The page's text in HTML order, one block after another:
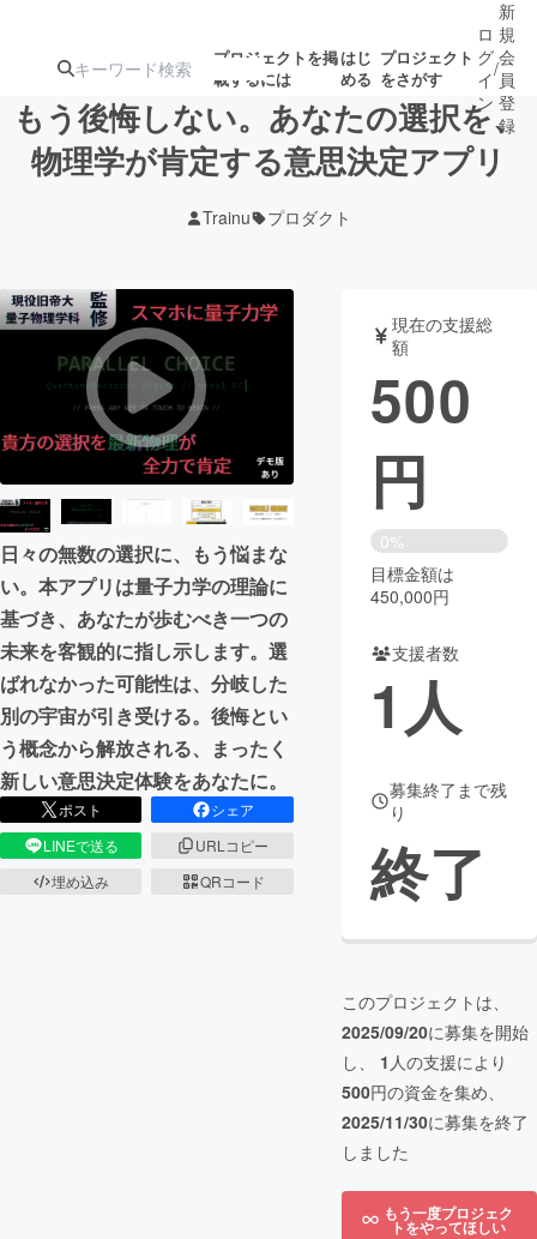
プロジェクトを掲
載するには
はじ
める
プロジェクト
をさがす
注目の新着プロ
ジェクト
ロジェクト
アート・写真 音楽
テクノロジー・ガジェット ゲーム・サ
映像・映画
ビジネス・起業
まちづくり・地域活性化
CAMPFIRE for Social Good
CAMPFIRE Creation
CAMPFIREふるさと納税machi-ya コミュニティ
ロ
グ
イ
ン
/
新
規
会
員
登
録
もう後悔しない。あなたの選択を、
物理学が肯定する意思決定アプリ
Trainu プロダクト
日々の無数の選択に、もう悩まな
い。本アプリは量子力学の理論に
基づき、あなたが歩むべき一つの
未来を客観的に指し示します。選
ばれなかった可能性は、分岐した
別の宇宙が引き受ける。後悔とい
う概念から解放される、まったく
新しい意思決定体験をあなたに。
ポスト
シェア
LINEで送る
URLコピー
埋め込み
QRコード
現在の支援総
額
500
円
0%
目標金額は
450,000円
支援者数
1人
募集終了まで残
り
終了
このプロジェクトは、
2025/09/20に募集を開始
し、 1 人の支援により
500円の資金を集め、
2025/11/30に募集を終了
しました
もう一度プロジェク
トをやってほしい